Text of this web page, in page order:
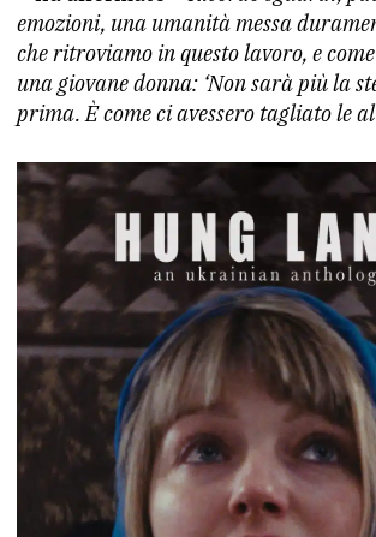
emozioni, una umanità messa
che ritroviamo in questo lavoro, e
una giovane donna: ‘Non sarà più la
prima. È come ci avessero tagliato le